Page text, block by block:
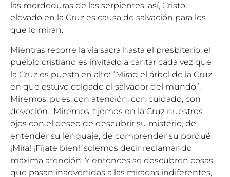
las mordeduras de las serpientes, así, Cristo,
elevado en la Cruz es causa de salvación para los
que lo miran.
Mientras recorre la vía sacra hasta el presbiterio, el
pueblo cristiano es invitado a cantar cada vez que
la Cruz es puesta en alto: “Mirad el árbol de la Cruz,
en que estuvo colgado el salvador del mundo”.
Miremos, pues, con atención, con cuidado, con
devoción. Miremos, fijemos en la Cruz nuestros
ojos con el deseo de descubrir su misterio, de
entender su lenguaje, de comprender su porqué.
¡Mira! ¡Fíjate bien!, solemos decir reclamando
máxima atención. Y entonces se descubren cosas
que pasan inadvertidas a las miradas indiferentes,